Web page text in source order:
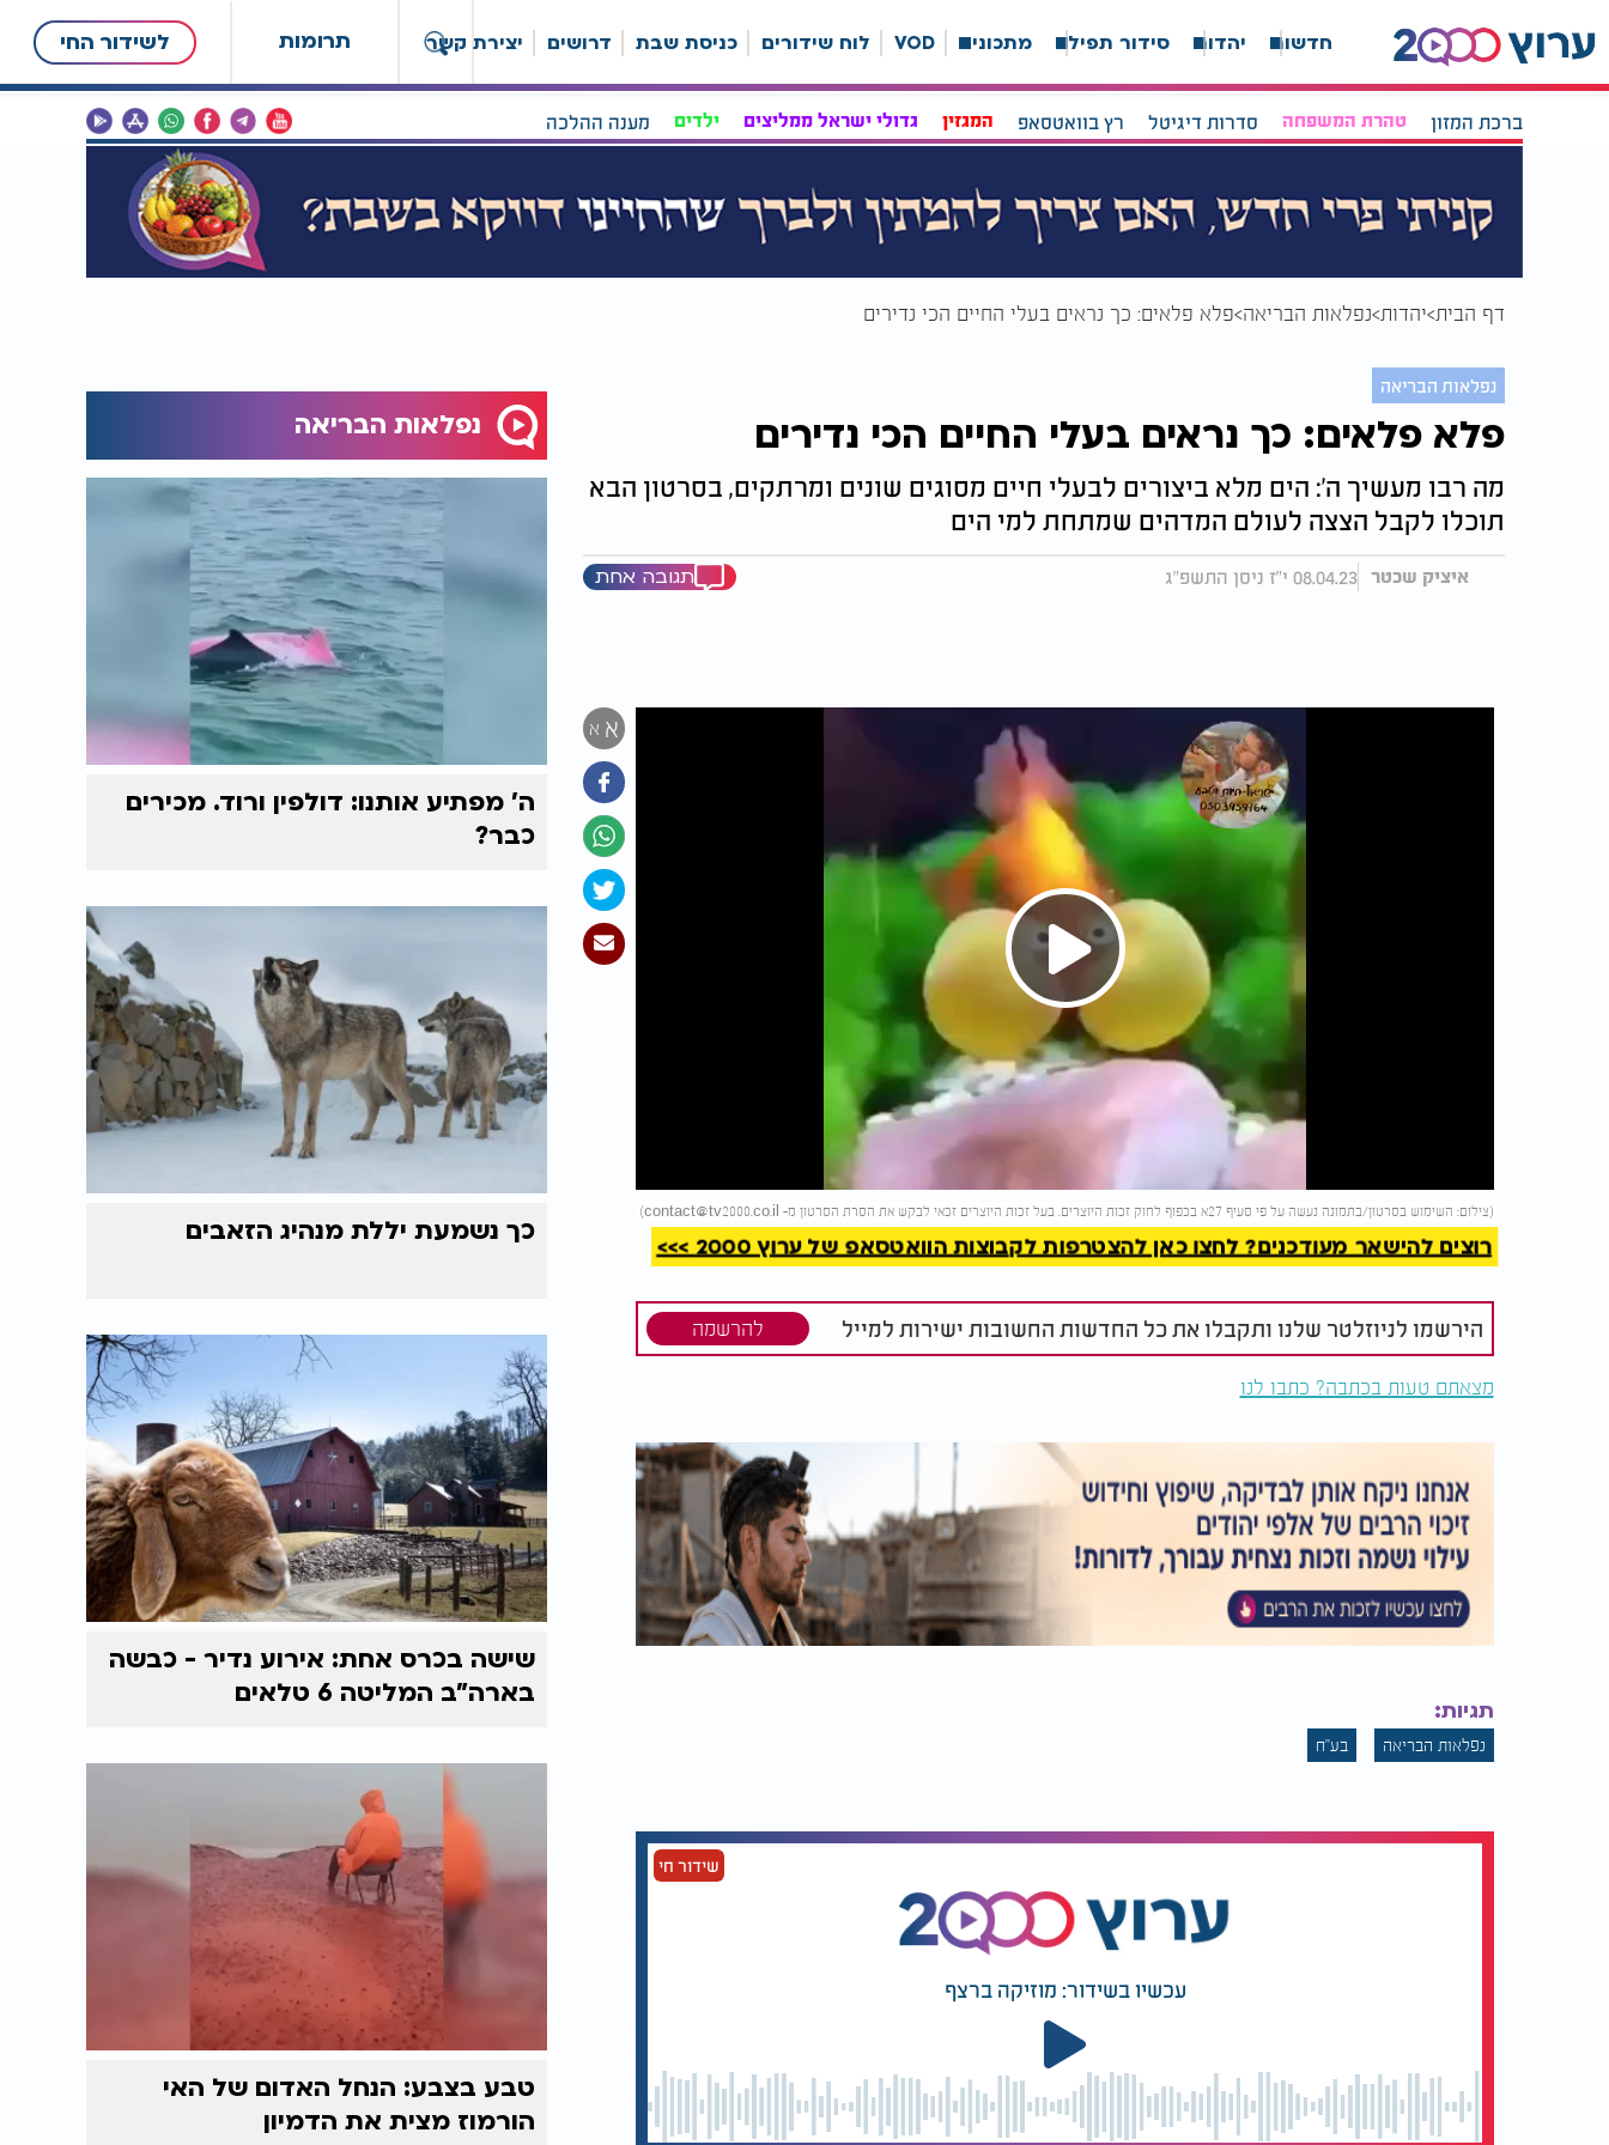
תרומות לשידור החי חדשות יהדות סידור תפילה מתכונים VOD לוח שידורים כניסת שבת דרושים יצירת קשר
ברכת המזון טהרת המשפחה סדרות דיגיטל רץ בוואטסאפ המגזין גדולי ישראל ממליצים ילדים מענה ההלכה
דף הבית יהדות נפלאות הבריאה פלא פלאים: כך נראים בעלי החיים הכי נדירים
נפלאות הבריאה
פלא פלאים: כך נראים בעלי החיים הכי נדירים
מה רבו מעשיך ה': הים מלא ביצורים לבעלי חיים מסוגים שונים ומרתקים, בסרטון הבא
תוכלו לקבל הצצה לעולם המדהים שמתחת למי הים
איציק שכטר 08.04.23 י"ז ניסן התשפ"ג תגובה אחת
א א
Play
Video
(צילום: השימוש בסרטון/בתמונה נעשה על פי סעיף 27א בכפוף לחוק זכות היוצרים. בעל זכות היוצרים זכאי לבקש את הסרת הסרטון מ- contact@tv2000.co.il
)
רוצים להישאר מעודכנים? לחצו כאן להצטרפות לקבוצות הוואטסאפ של ערוץ 2000 >>>
הירשמו לניוזלטר שלנו ותקבלו את כל החדשות החשובות ישירות למייל להרשמה
מצאתם טעות בכתבה? כתבו לנו
תגיות:
נפלאות הבריאה בע"ח
שידור חי
עכשיו בשידור: מוזיקה ברצף
נפלאות הבריאה
ה' מפתיע אותנו: דולפין ורוד. מכירים
כבר?
כך נשמעת יללת מנהיג הזאבים
שישה בכרס אחת: אירוע נדיר - כבשה
בארה"ב המליטה 6 טלאים
טבע בצבע: הנחל האדום של האי
הורמוז מצית את הדמיון